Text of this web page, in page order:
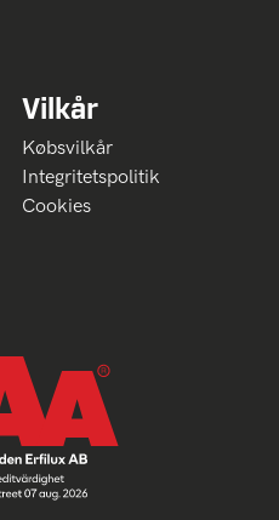
Vilkår
Købsvilkår
Integritetspolitik
Cookies